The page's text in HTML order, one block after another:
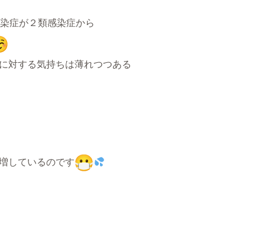
症が２類感染症から
対する気持ちは薄れつつある
しているのです